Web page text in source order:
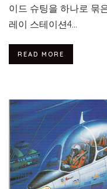
이드 슈팅을 하나로 묶
레이 스테이션4...
READ MORE